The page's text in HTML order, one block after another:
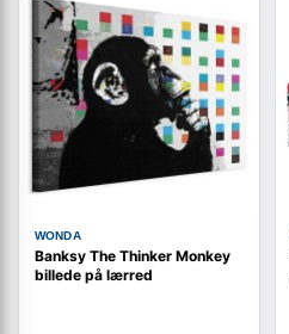
WONDA
Banksy The Thinker Monkey
billede på lærred